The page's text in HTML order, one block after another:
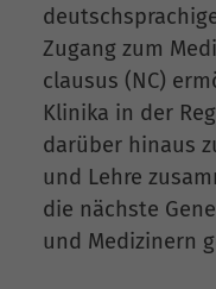
Zugang zum
clausus (NC)
Klinika in der
darüber hinaus
und Lehre
die nächste
und Medizinern